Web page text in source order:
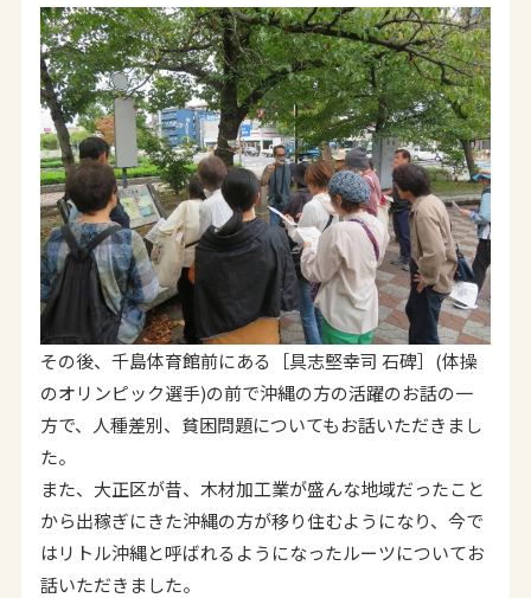
その後、千島体育館前にある［具志堅幸司 石碑］(体操
のオリンピック選手)の前で沖縄の方の活躍のお話の一
方で、人種差別、貧困問題についてもお話いただきまし
た。
また、大正区が昔、木材加工業が盛んな地域だったこと
から出稼ぎにきた沖縄の方が移り住むようになり、今で
はリトル沖縄と呼ばれるようになったルーツについてお
話いただきました。